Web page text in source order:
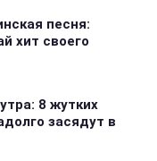
песня:
хит своего
8 жутких
засядут в